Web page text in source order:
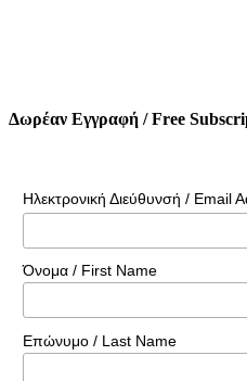
Δωρέαν Εγγραφή / Free
Ηλεκτρονική Διεύθυνσή / Email
Όνομα / First Name
Επώνυμο / Last Name